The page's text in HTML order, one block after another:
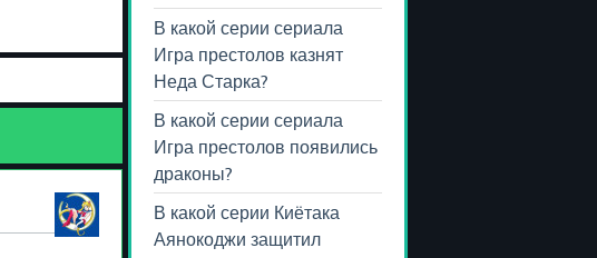
В какой серии сериала
Игра престолов казнят
Неда Старка?
В какой серии сериала
Игра престолов появились
драконы?
В какой серии Киётака
Аянокоджи защитил